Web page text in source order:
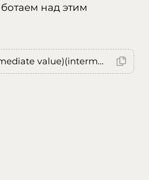
над этим
Error: (intermediate value)(intermediate value)(intermediate value).replaceAll is not a function